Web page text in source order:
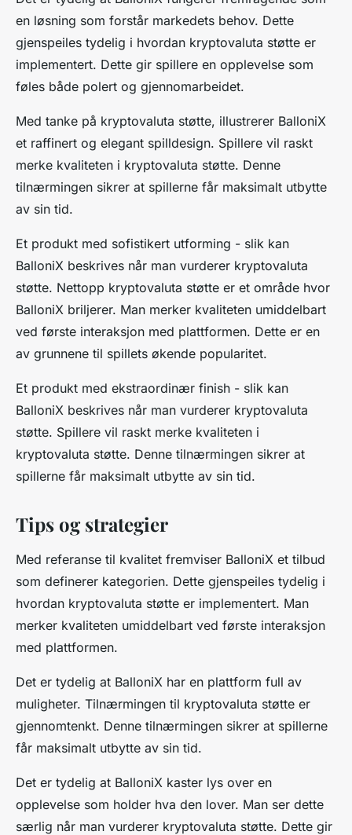
en løsning som forstår markedets behov. Dette
gjenspeiles tydelig i hvordan kryptovaluta støtte er
implementert. Dette gir spillere en opplevelse som
føles både polert og gjennomarbeidet.
Med tanke på kryptovaluta støtte, illustrerer BalloniX
et raffinert og elegant spilldesign. Spillere vil raskt
merke kvaliteten i kryptovaluta støtte. Denne
tilnærmingen sikrer at spillerne får maksimalt utbytte
av sin tid.
Et produkt med sofistikert utforming - slik kan
BalloniX beskrives når man vurderer kryptovaluta
støtte. Nettopp kryptovaluta støtte er et område hvor
BalloniX briljerer. Man merker kvaliteten umiddelbart
ved første interaksjon med plattformen. Dette er en
av grunnene til spillets økende popularitet.
Et produkt med ekstraordinær finish - slik kan
BalloniX beskrives når man vurderer kryptovaluta
støtte. Spillere vil raskt merke kvaliteten i
kryptovaluta støtte. Denne tilnærmingen sikrer at
spillerne får maksimalt utbytte av sin tid.
Tips og strategier
Med referanse til kvalitet fremviser BalloniX et tilbud
som definerer kategorien. Dette gjenspeiles tydelig i
hvordan kryptovaluta støtte er implementert. Man
merker kvaliteten umiddelbart ved første interaksjon
med plattformen.
Det er tydelig at BalloniX har en plattform full av
muligheter. Tilnærmingen til kryptovaluta støtte er
gjennomtenkt. Denne tilnærmingen sikrer at spillerne
får maksimalt utbytte av sin tid.
Det er tydelig at BalloniX kaster lys over en
opplevelse som holder hva den lover. Man ser dette
særlig når man vurderer kryptovaluta støtte. Dette gir